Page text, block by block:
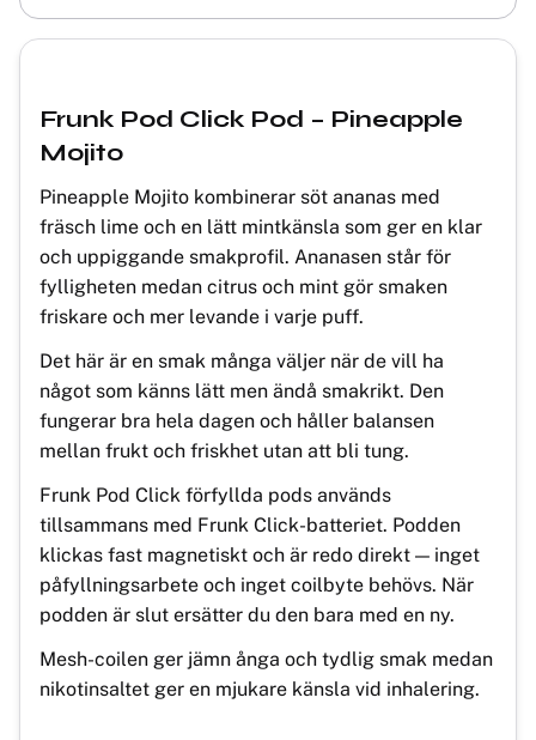
Frunk Pod Click Pod – Pineapple
Mojito
Pineapple Mojito kombinerar söt ananas med
fräsch lime och en lätt mintkänsla som ger en klar
och uppiggande smakprofil. Ananasen står för
fylligheten medan citrus och mint gör smaken
friskare och mer levande i varje puff.
Det här är en smak många väljer när de vill ha
något som känns lätt men ändå smakrikt. Den
fungerar bra hela dagen och håller balansen
mellan frukt och friskhet utan att bli tung.
Frunk Pod Click förfyllda pods används
tillsammans med Frunk Click-batteriet. Podden
klickas fast magnetiskt och är redo direkt — inget
påfyllningsarbete och inget coilbyte behövs. När
podden är slut ersätter du den bara med en ny.
Mesh-coilen ger jämn ånga och tydlig smak medan
nikotinsaltet ger en mjukare känsla vid inhalering.